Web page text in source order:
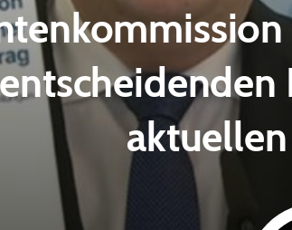
entscheidenden